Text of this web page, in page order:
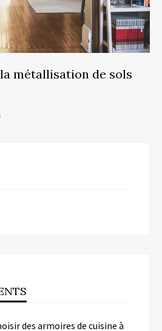
métallisation de sols
des armoires de cuisine à